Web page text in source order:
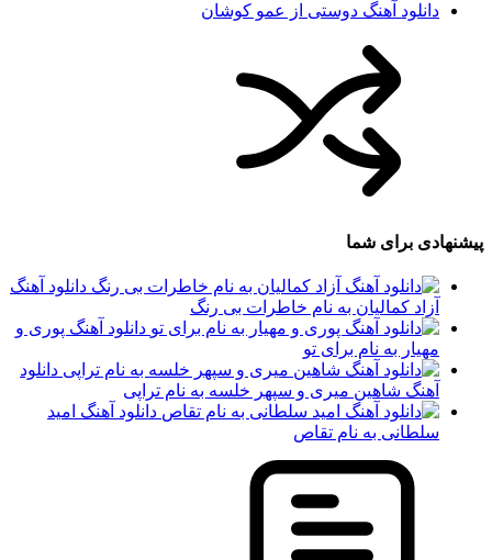
دانلود آهنگ دوستی از عمو کوشان
پیشنهادی برای شما
دانلود آهنگ
آزاد کمالیان به نام خاطرات بی رنگ
دانلود آهنگ پوری و
مهیار به نام برای تو
دانلود
آهنگ شاهین میری و سپهر خلسه به نام تراپی
دانلود آهنگ امید
سلطانی به نام تقاص